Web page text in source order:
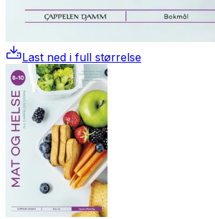
Last ned i full størrelse